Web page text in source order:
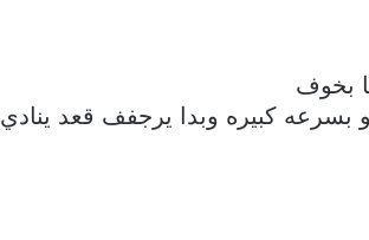
بخوف
كبيره وبدا يرجفف قعد ينادي